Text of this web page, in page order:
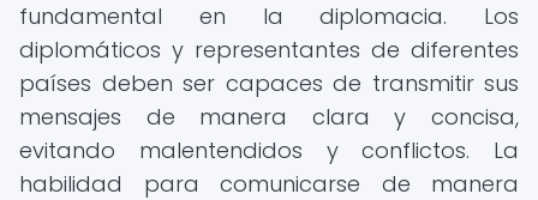
fundamental en la diplomacia. Los
diplomáticos y representantes de diferentes
países deben ser capaces de transmitir sus
mensajes de manera clara y concisa,
evitando malentendidos y conflictos. La
habilidad para comunicarse de manera